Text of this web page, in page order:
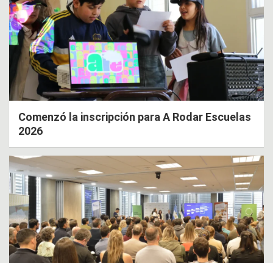
Comenzó la inscripción para A Rodar Escuelas
2026